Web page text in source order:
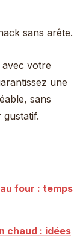
sans arête.
avec votre
une
sans
four : temps
chaud : idées